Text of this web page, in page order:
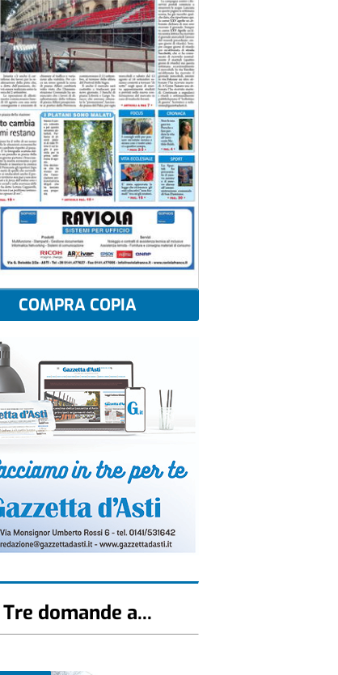
COMPRA COPIA
Tre domande a...